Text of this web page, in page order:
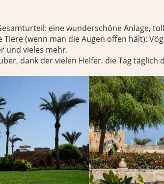
eine wunderschöne Anlage,
Tiere (wenn man die Augen offen hält):
und vieles mehr.
dank der vielen Helfer, die Tag täglich